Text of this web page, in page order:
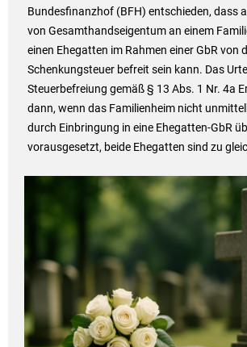
Bundesfinanzhof (BFH) entschieden, dass
von Gesamthandseigentum an einem
einen Ehegatten im Rahmen einer GbR von
Schenkungsteuer befreit sein kann. Das
Steuerbefreiung gemäß § 13 Abs. 1 Nr. 4a
dann, wenn das Familienheim nicht
durch Einbringung in eine Ehegatten-GbR
vorausgesetzt, beide Ehegatten sind zu